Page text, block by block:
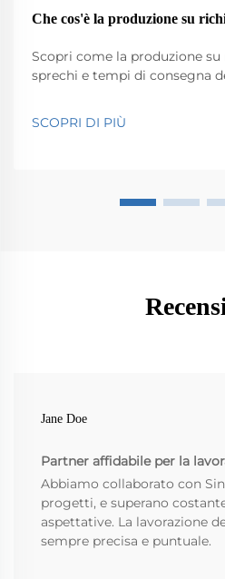
Che cos'è la produzione su
Scopri come la produzione
sprechi e tempi di consegna
Ideale per personalizzazioni
Scopri di più.
SCOPRI DI PIÙ
Jane Doe
Partner affidabile per la
Abbiamo collaborato con
progetti, e superano
aspettative. La lavorazione
sempre precisa e puntuale.